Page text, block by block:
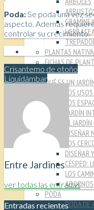
PLANTAS
FICHAS DE
TÉCNICAS
QUÉ ES UN
LOS
LOS
JARDÍN
EL
LOS
DISEÑAR
CÉSPED:
LOS
PODA
PODA DE
Poda:Se poda una vez
aspecto. Además
controlar su crecimiento.
Crisantemo de otoño
Liquidámbar
Entre Jardines
ver todas las entradas
Entradas recientes